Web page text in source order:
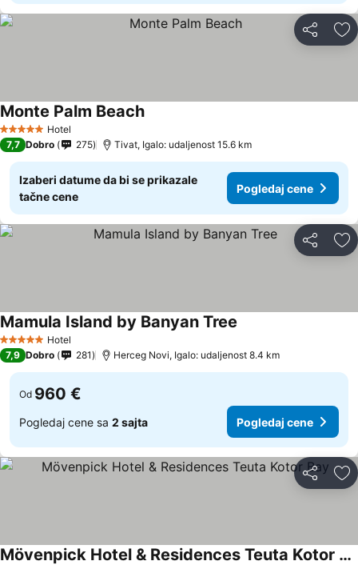
Deli
5 ZvezdiceHotel
Monte Palm Beach
7,7 Dobro 275 Tivat, Igalo: udaljenost 15.6 km
Izaberi datume da bi se prikazale
tačne cene
Pogledaj cene
Deli
5 ZvezdiceHotel
Mamula Island by Banyan Tree
7,9 Dobro 281 Herceg Novi, Igalo: udaljenost 8.4 km
Od 960 €
Pogledaj cene sa 2 sajta Pogledaj cene
Deli
Mövenpick Hotel & Residences Teuta Kotor Bay